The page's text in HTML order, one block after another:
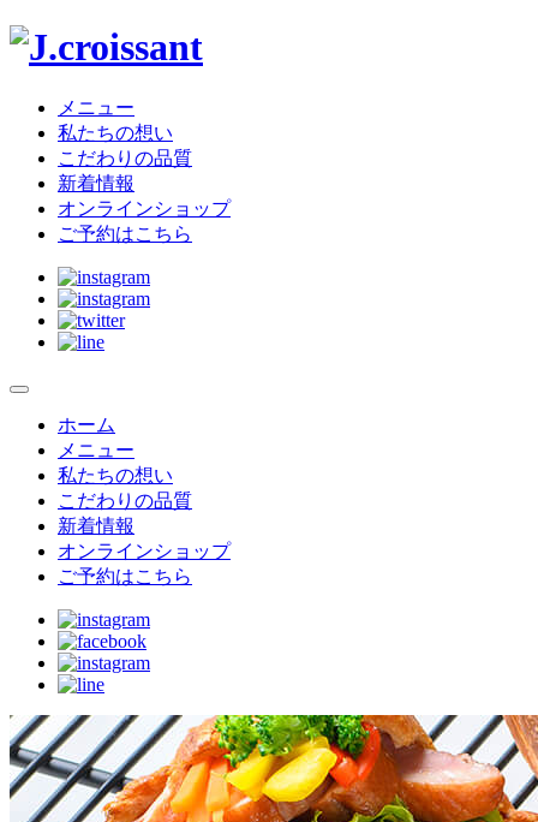
J.croissant
メニュー
私たちの想い
こだわりの品質
新着情報
オンラインショップ
ご予約はこちら
メ
ホーム
メニュー
私たちの想い
こだわりの品質
新着情報
オンラインショップ
ご予約はこちら